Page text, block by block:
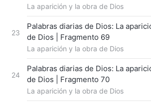
La aparición y la obra de Dios
23
Palabras diarias de Dios: La
de Dios | Fragmento 69
La aparición y la obra de Dios
24
Palabras diarias de Dios: La
de Dios | Fragmento 70
La aparición y la obra de Dios